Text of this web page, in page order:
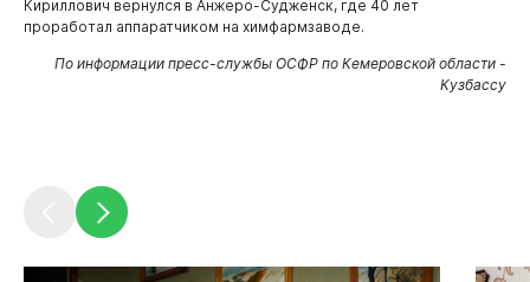
Кириллович вернулся в Анжеро-Судженск, где 40 лет
проработал аппаратчиком на химфармзаводе.
По информации пресс-службы ОСФР по Кемеровской области -
Кузбассу